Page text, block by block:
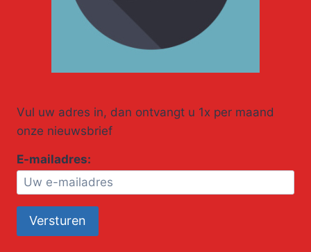
Vul uw adres in, dan ontvangt u 1x per maand
onze nieuwsbrief
E-mailadres: